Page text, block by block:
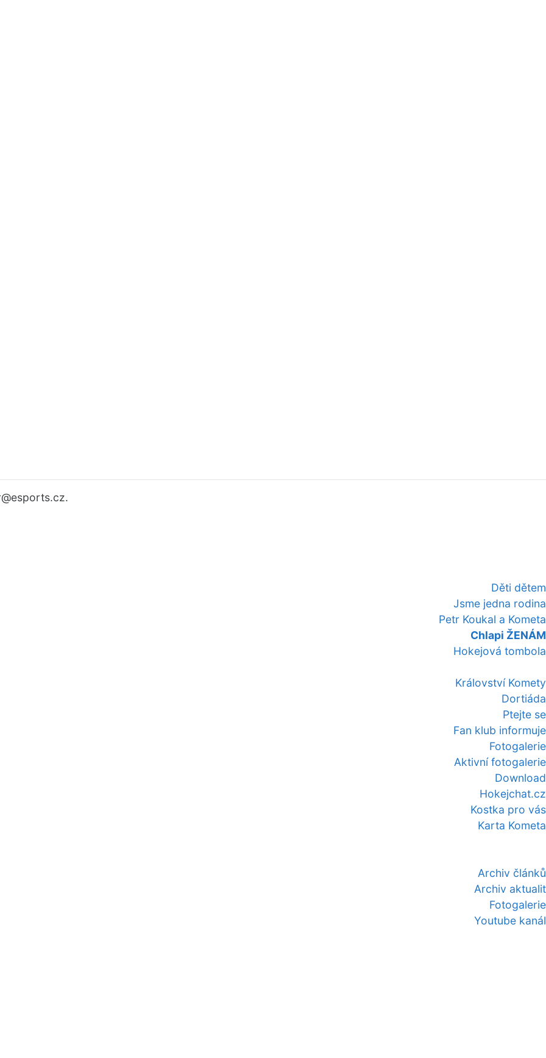
Děti dětem
Jsme jedna rodina
Petr Koukal a Kometa
Chlapi ŽENÁM
Hokejová tombola
Království Komety
Dortiáda
Ptejte se
Fan klub informuje
Fotogalerie
Aktivní fotogalerie
Download
Hokejchat.cz
Kostka pro vás
Karta Kometa
Archiv článků
Archiv aktualit
Fotogalerie
Youtube kanál
@esports.cz.